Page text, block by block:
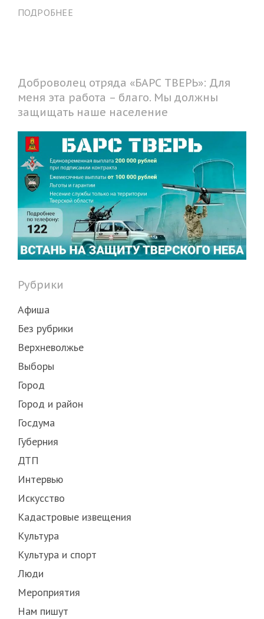
ПОДРОБНЕЕ
Доброволец отряда «БАРС ТВЕРЬ»: Для
меня эта работа – благо. Мы должны
защищать наше население
Рубрики
Афиша
Без рубрики
Верхневолжье
Выборы
Город
Город и район
Госдума
Губерния
ДТП
Интервью
Искусство
Кадастровые извещения
Культура
Культура и спорт
Люди
Мероприятия
Нам пишут